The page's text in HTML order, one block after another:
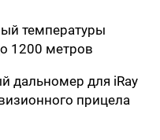
температуры
1200 метров
дальномер для iRay
прицела